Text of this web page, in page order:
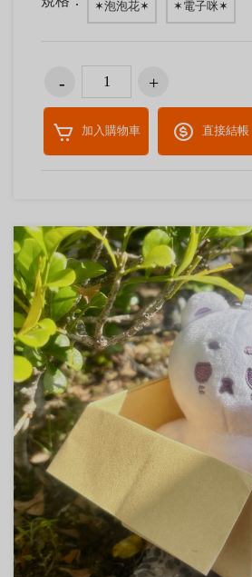
✶泡泡花✶ ✶電子咪✶
加入購物車 直接結帳